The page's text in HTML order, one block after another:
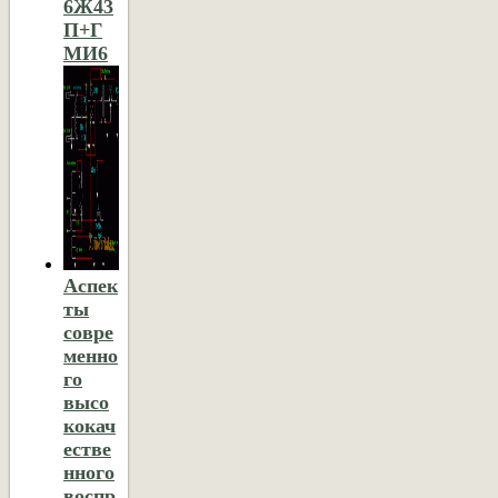
6Ж43
П+Г
МИ6
Аспек
ты
совре
менно
го
высо
кокач
естве
нного